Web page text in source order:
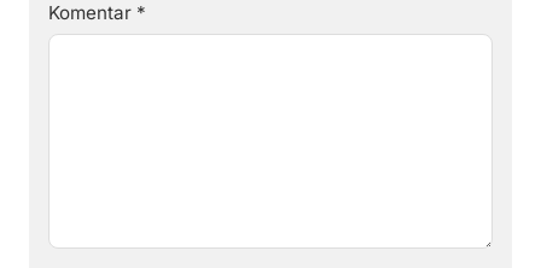
Komentar *